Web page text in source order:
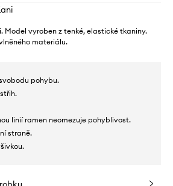
Model vyroben z tenké, elastické tkaniny.
materiálu.
pohybu.
linií ramen neomezuje pohyblivost.
straně.